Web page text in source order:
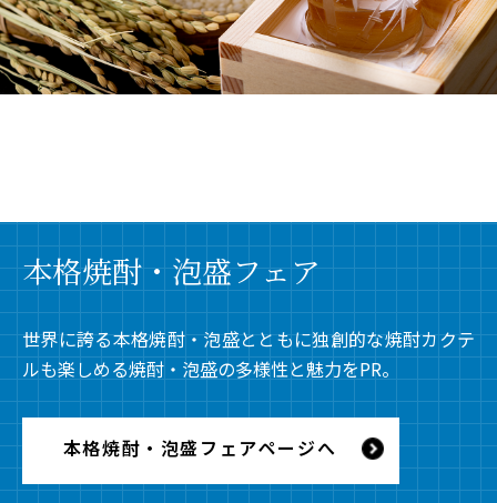
本格焼酎・泡盛フェア
世界に誇る本格焼酎・泡盛とともに独創的な焼酎カクテ
ルも楽しめる焼酎・泡盛の多様性と魅力をPR。
本格焼酎・泡盛フェアページへ